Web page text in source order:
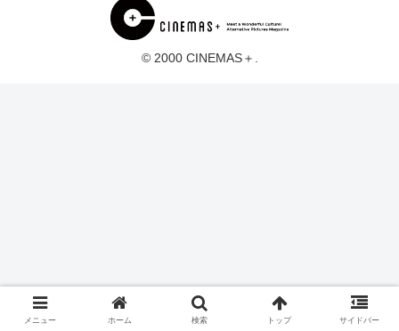
© 2000 CINEMAS＋.
メニュー ホーム 検索 トップ サイドバー